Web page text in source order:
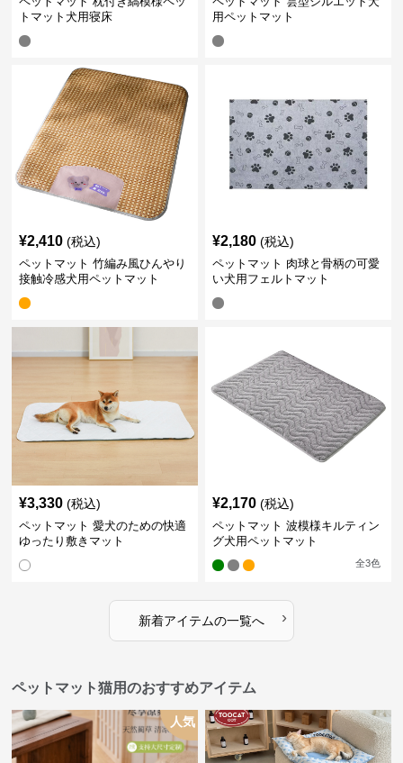
トマット犬用寝床
用ペットマット
¥2,410 (税込)
ペットマット 竹編み風ひんやり
接触冷感犬用ペットマット
¥2,180 (税込)
ペットマット 肉球と骨柄の可愛
い犬用フェルトマット
¥3,330 (税込)
ペットマット 愛犬のための快適
ゆったり敷きマット
¥2,170 (税込)
ペットマット 波模様キルティン
グ犬用ペットマット
全3色
新着アイテムの一覧へ ›
ペットマット猫用のおすすめアイテム
人気